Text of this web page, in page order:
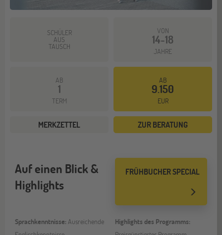
SCHÜLER
AUS
TAUSCH
VON
14-18
JAHRE
AB
1
TERM
AB
9.150
EUR
MERKZETTEL ZUR BERATUNG
FRÜHBUCHER SPECIAL
Auf einen Blick &
Highlights
Sprachkenntnisse: Ausreichende
Highlights des Programms: